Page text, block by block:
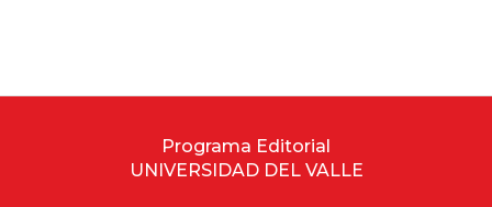
Estudios regionales
Programa Editorial
UNIVERSIDAD DEL VALLE